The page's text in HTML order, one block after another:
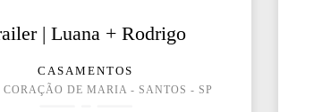
| Luana + Rodrigo
CASAMENTOS
CORAÇÃO DE MARIA - SANTOS - SP